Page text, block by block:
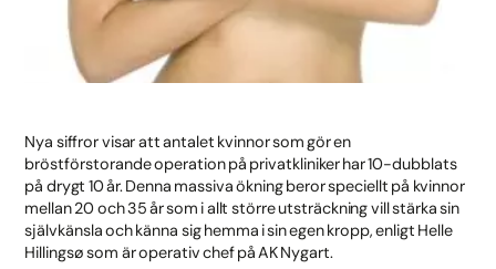
Nya siffror visar att antalet kvinnor som gör en
bröstförstorande operation på privatkliniker har 10-dubblats
på drygt 10 år. Denna massiva ökning beror speciellt på kvinnor
mellan 20 och 35 år som i allt större utsträckning vill stärka sin
självkänsla och känna sig hemma i sin egen kropp, enligt Helle
Hillingsø som är operativ chef på AK Nygart.